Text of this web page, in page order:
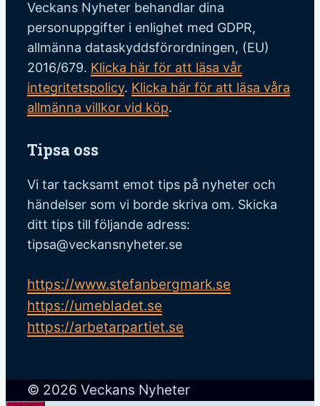
Veckans Nyheter behandlar dina
personuppgifter i enlighet med GDPR,
allmänna dataskyddsförordningen, (EU)
2016/679. Klicka här för att läsa vår
integritetspolicy. Klicka här för att läsa våra
allmänna villkor vid köp.
Tipsa oss
Vi tar tacksamt emot tips på nyheter och
händelser som vi borde skriva om. Skicka
ditt tips till följande adress:
tipsa@veckansnyheter.se
https://www.stefanbergmark.se
https://umebladet.se
https://arbetarpartiet.se
© 2026 Veckans Nyheter